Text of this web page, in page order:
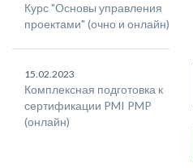
Курс "Основы управления
проектами" (очно и онлайн)
15.02.2023
Комплексная подготовка к
сертификации PMI PMP
(онлайн)